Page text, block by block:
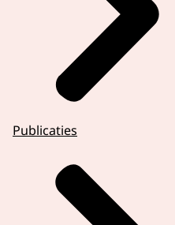
Publicaties